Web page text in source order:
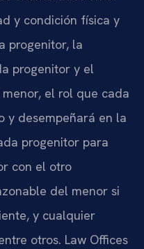
y condición física y
progenitor, la
progenitor y el
el rol que cada
y desempeñará en la
progenitor para
con el otro
del menor si
y cualquier
otros. Law Offices